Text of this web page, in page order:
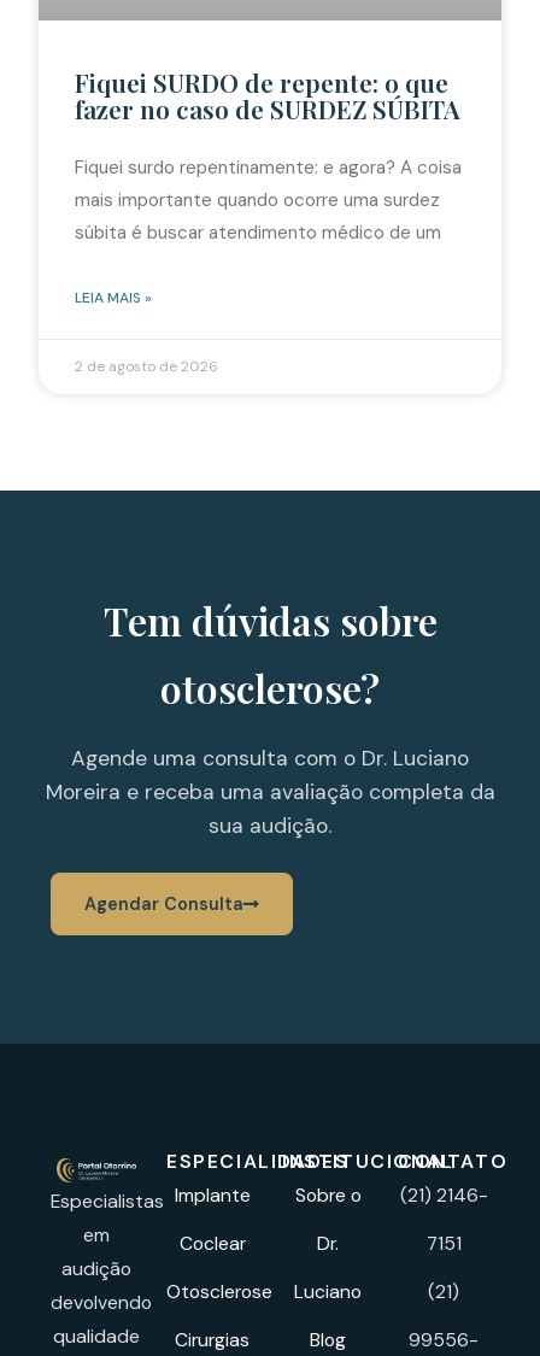
Fiquei SURDO de repente: o que
fazer no caso de SURDEZ SÚBITA
Fiquei surdo repentinamente: e agora? A coisa
mais importante quando ocorre uma surdez
súbita é buscar atendimento médico de um
LEIA MAIS »
2 de agosto de 2026
Tem dúvidas sobre
otosclerose?
Agende uma consulta com o Dr. Luciano
Moreira e receba uma avaliação completa da
sua audição.
Agendar Consulta
Especialistas
em
audição
devolvendo
qualidade
ESPECIALIDADES
Implante
Coclear
Otosclerose
Cirurgias
INSTITUCIONAL
Sobre o
Dr.
Luciano
Blog
CONTATO
(21) 2146-
7151
(21)
99556-